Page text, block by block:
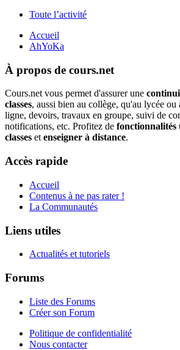
Toute l’activité
Accueil
AhYoKa
À propos de cours.net
Cours.net vous permet d'assurer une
classes, aussi bien au collège, qu'au lycée
ligne, devoirs, travaux en groupe, suivi de
notifications, etc. Profitez de fonctionnalités
classes etenseigner à distance.
Accès rapide
Accueil
Contenus à ne pas rater !
La Communautés
Liens utiles
Actualités et tutoriels
Forums
Liste des Forums
Créer son Forum
Politique de confidentialité
Nous contacter